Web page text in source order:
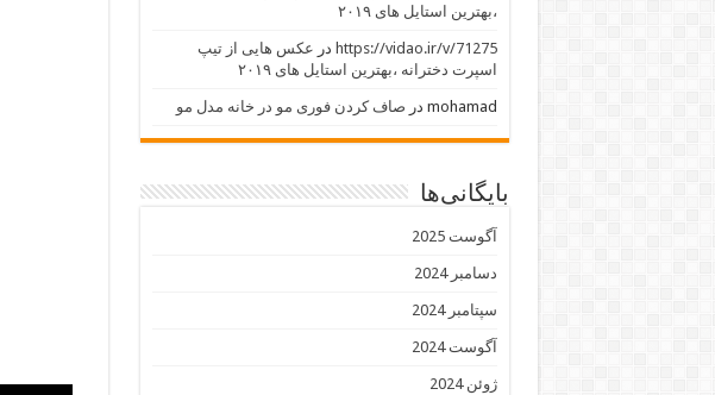
،بهترین استایل های ۲۰۱۹
https://vidao.ir/v/71275 در عکس هایی از تیپ
اسپرت دخترانه ،بهترین استایل های ۲۰۱۹
mohamad در صاف کردن فوری مو در خانه مدل مو
بایگانی‌ها
آگوست 2025
دسامبر 2024
سپتامبر 2024
آگوست 2024
ژوئن 2024